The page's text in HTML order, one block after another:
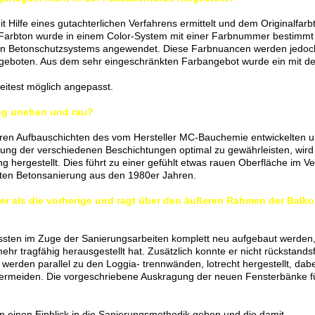
Hilfe eines gutachterlichen Verfahrens ermittelt und dem
wurde in einem Color-System mit einer Farbnummer
Betonschutzsystems angewendet. Diese Farbnuancen werden
Aus dem sehr eingeschränkten Farbangebot wurde ein mit
möglich angepasst.
uneben und rau?
Aufbauschichten des vom Hersteller MC-Bauchemie entwickelten
der verschiedenen Beschichtungen optimal zu gewährleisten,
hergestellt. Dies führt zu einer gefühlt etwas rauen Oberfläche im
Betonsanierung aus den 1980er Jahren.
als die vorherige und ragt über den äußeren Rahmen der
im Zuge der Sanierungsarbeiten komplett neu aufgebaut
tragfähig herausgestellt hat. Zusätzlich konnte er nicht
parallel zu den Loggia- trennwänden, lotrecht hergestellt,
Die vorgeschriebene Auskragung der neuen Fensterbänke